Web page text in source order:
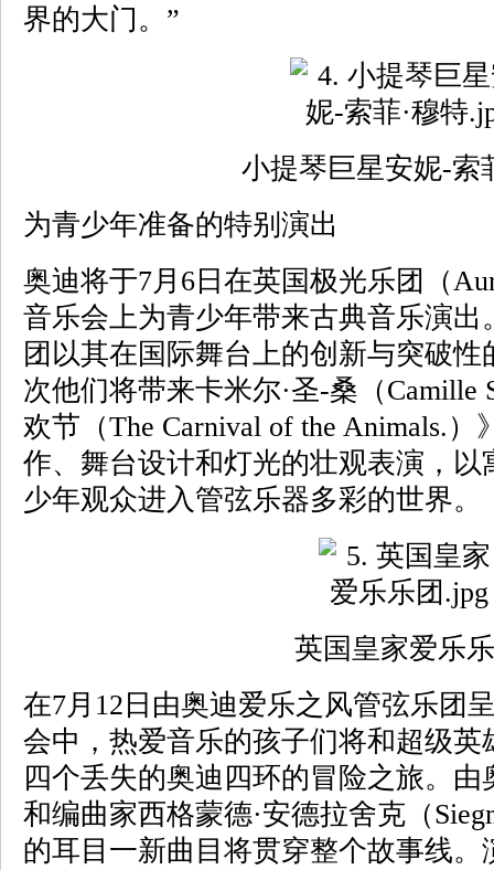
界的大门。”
小提琴巨星安妮-索
为青少年准备的特别演出
奥迪将于7月6日在英国极光乐团（
音乐会上为青少年带来古典音乐演
团以其在国际舞台上的创新与突破
次他们将带来卡米尔·圣-桑（Camille
欢节（The Carnival of the Animals.
作、舞台设计和灯光的壮观表演，
少年观众进入管弦乐器多彩的世界。
英国皇家爱乐
在7月12日由奥迪爱乐之风管弦乐团
会中，热爱音乐的孩子们将和超级英
四个丢失的奥迪四环的冒险之旅。
和编曲家西格蒙德·安德拉舍克（
的耳目一新曲目将贯穿整个故事线